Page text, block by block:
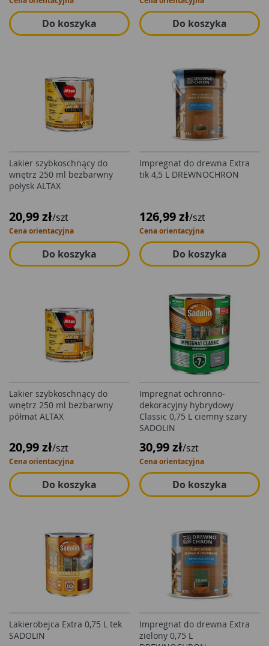
Do koszyka Do koszyka
Lakier szybkoschnący do
wnętrz 250 ml bezbarwny
połysk ALTAX
20,99 zł/szt
Cena orientacyjna
Do koszyka
Impregnat do drewna Extra
tik 4,5 L DREWNOCHRON
126,99 zł/szt
Cena orientacyjna
Do koszyka
Lakier szybkoschnący do
wnętrz 250 ml bezbarwny
półmat ALTAX
20,99 zł/szt
Cena orientacyjna
Do koszyka
Impregnat ochronno-
dekoracyjny hybrydowy
Classic 0,75 L ciemny szary
SADOLIN
30,99 zł/szt
Cena orientacyjna
Do koszyka
Lakierobejca Extra 0,75 L tek
SADOLIN
Impregnat do drewna Extra
zielony 0,75 L